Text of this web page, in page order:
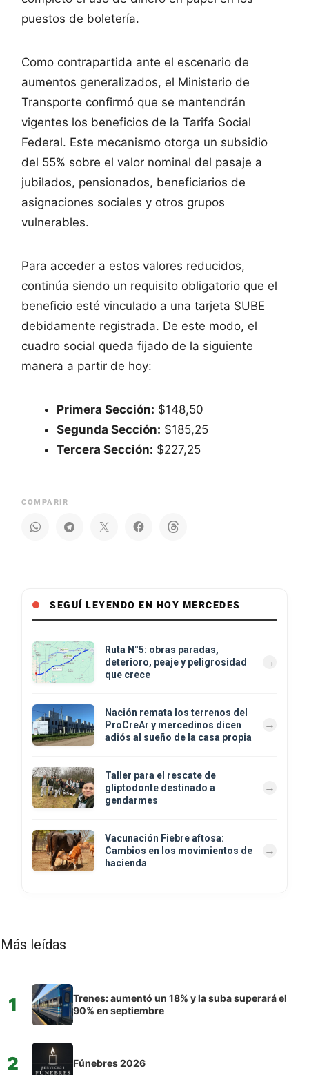
puestos de boletería.
Como contrapartida ante el escenario de
aumentos generalizados, el Ministerio de
Transporte confirmó que se mantendrán
vigentes los beneficios de la Tarifa Social
Federal. Este mecanismo otorga un subsidio
del 55% sobre el valor nominal del pasaje a
jubilados, pensionados, beneficiarios de
asignaciones sociales y otros grupos
vulnerables.
Para acceder a estos valores reducidos,
continúa siendo un requisito obligatorio que el
beneficio esté vinculado a una tarjeta SUBE
debidamente registrada. De este modo, el
cuadro social queda fijado de la siguiente
manera a partir de hoy:
Primera Sección: $148,50
Segunda Sección: $185,25
Tercera Sección: $227,25
COMPARIR
SEGUÍ LEYENDO EN HOY MERCEDES
Ruta N°5: obras paradas,
deterioro, peaje y peligrosidad
que crece
Nación remata los terrenos del
ProCreAr y mercedinos dicen
adiós al sueño de la casa propia
Taller para el rescate de
gliptodonte destinado a
gendarmes
Vacunación Fiebre aftosa:
Cambios en los movimientos de
hacienda
Más leídas
1
Trenes: aumentó un 18% y la suba superará el
90% en septiembre
2 Fúnebres 2026